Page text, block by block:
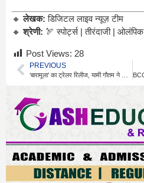
🔸लेखक: डिजिटल लाइव न्यूज़ टीम
🔸श्रेणी: 🏹 स्पोर्ट्स | तीरंदाजी | ओलंपिक
Post Views: 28
PREVIOUS